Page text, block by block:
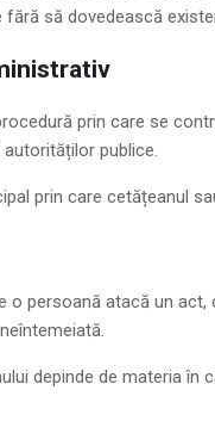
să dovedească
prin care se
publice.
prin care cetățeanul
o persoană atacă un
depinde de materia în